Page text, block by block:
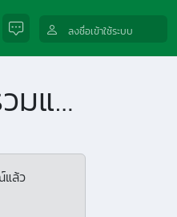
ลงชื่อเข้าใช้ระบบ
การประยุกต์ใช้เทคโนโลยี Biofloc ในบ่อเลี้ยงปลาเศรษฐกิจแบบรวมและปลาพื้นเมืองภาคเหนือ
แล้ว